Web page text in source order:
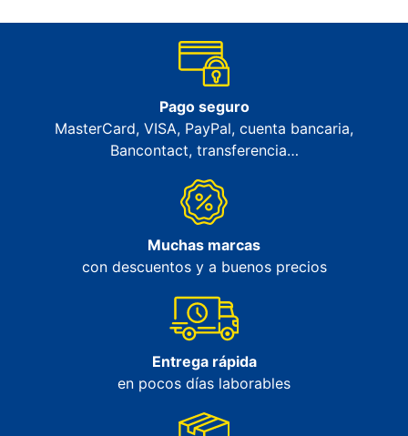
Pago seguro
MasterCard, VISA, PayPal, cuenta bancaria,
Bancontact, transferencia…
Muchas marcas
con descuentos y a buenos precios
Entrega rápida
en pocos días laborables